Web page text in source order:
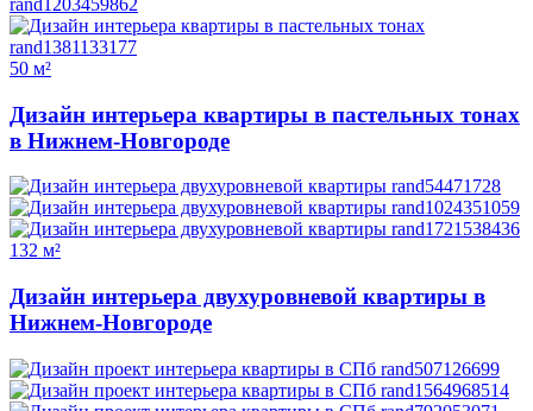
50 м²
Дизайн интерьера квартиры в пастельных тонах
в Нижнем-Новгороде
132 м²
Дизайн интерьера двухуровневой квартиры в
Нижнем-Новгороде